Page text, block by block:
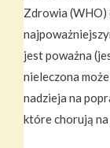
Zdrowia (WHO)
jest poważna
nieleczona
nadzieja na
które chorują na